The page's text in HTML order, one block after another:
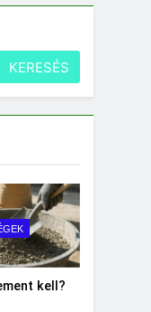
KERESÉS
kell?